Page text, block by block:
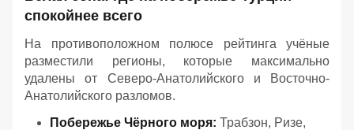
спокойнее всего
На противоположном полюсе рейтинга учёные
разместили регионы, которые максимально
удалены от Северо-Анатолийского и Восточно-
Анатолийского разломов.
Побережье Чёрного моря: Трабзон, Ризе,